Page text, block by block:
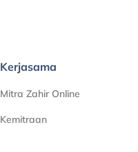
Kerjasama
Mitra Zahir Online
Kemitraan